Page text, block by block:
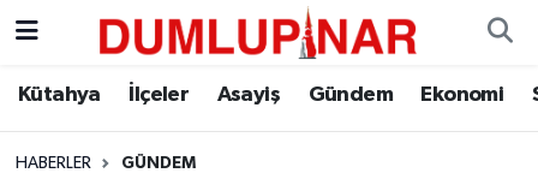
Kütahya İlçeler Asayiş Gündem Ekonomi
HABERLER GÜNDEM
Asayiş
Diğer
Kütahya Hava Durumu
Kütahya Trafik Yoğunluk Haritası